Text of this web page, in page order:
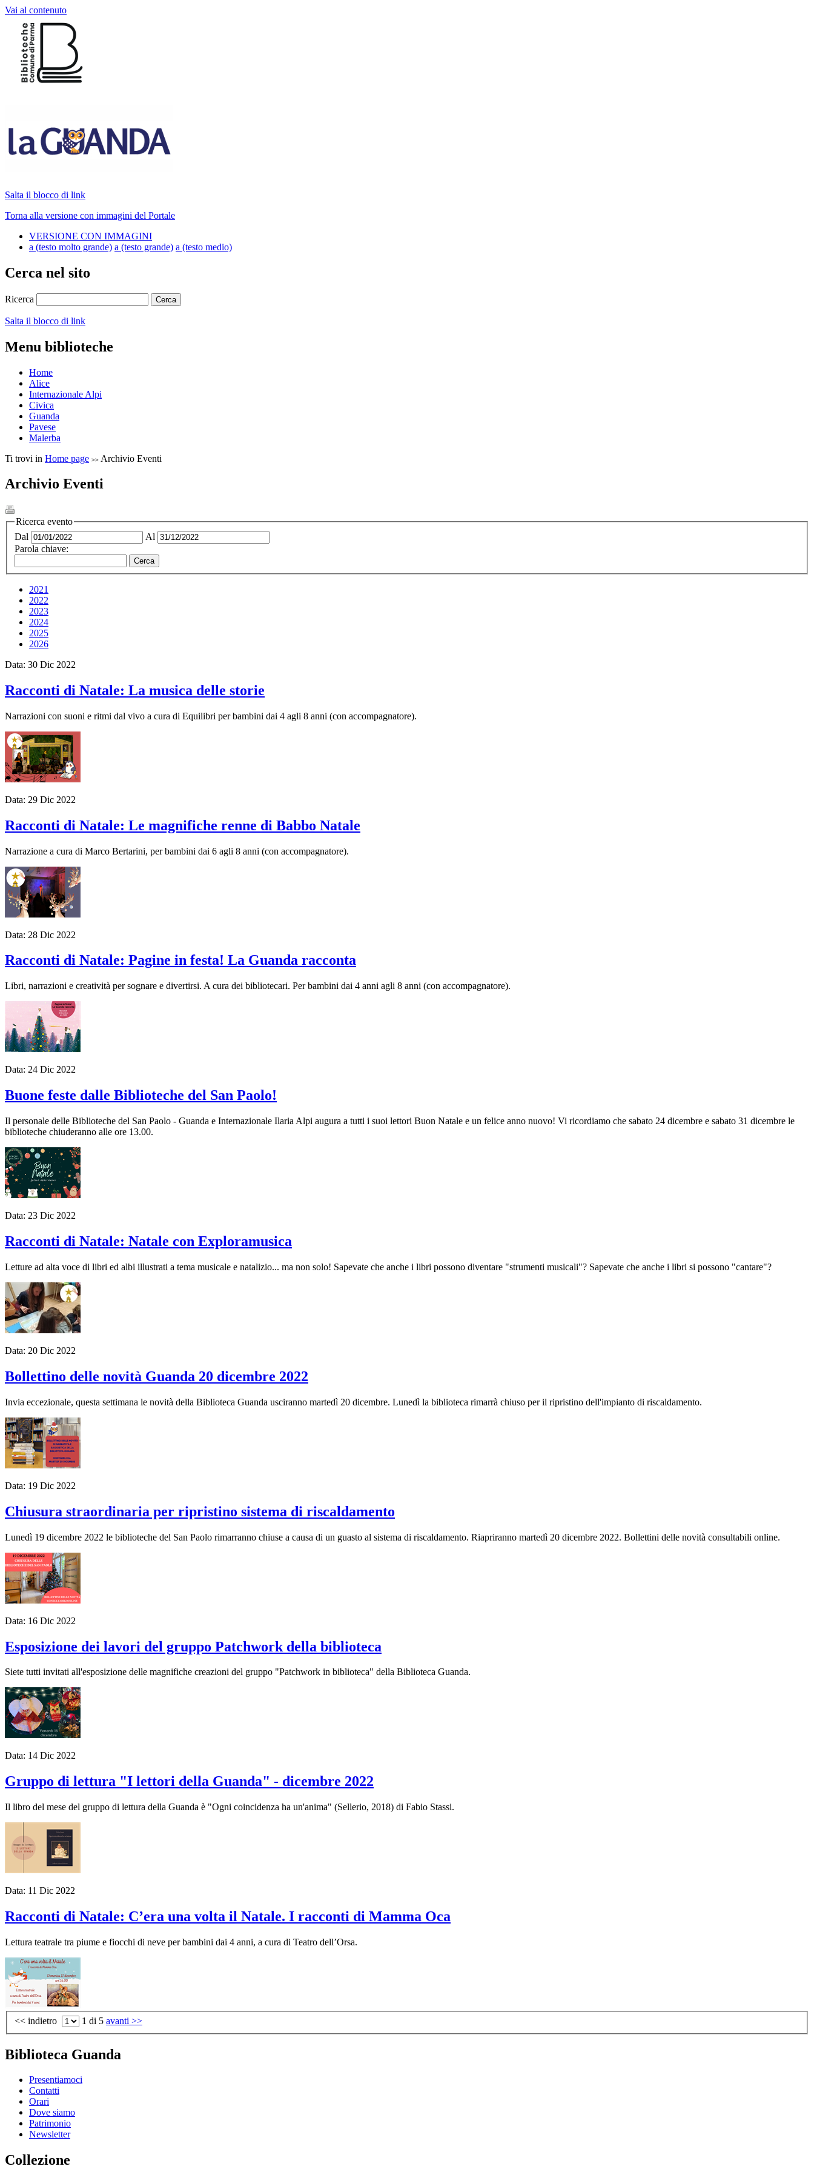
Vai al contenuto
Salta il blocco di link
Torna alla versione con immagini del Portale
VERSIONE CON IMMAGINI
a (testo molto grande) a (testo grande) a (testo medio)
Cerca nel sito
Ricerca
Salta il blocco di link
Menu biblioteche
Home
Alice
Internazionale Alpi
Civica
Guanda
Pavese
Malerba
Ti trovi in Home page Archivio Eventi
Archivio Eventi
Ricerca evento
Dal
Al
Parola chiave:
2021
2022
2023
2024
2025
2026
Data: 30 Dic 2022
Racconti di Natale: La musica delle storie
Narrazioni con suoni e ritmi dal vivo a cura di Equilibri per bambini dai 4 agli 8 anni (con accompagnatore).
Data: 29 Dic 2022
Racconti di Natale: Le magnifiche renne di Babbo Natale
Narrazione a cura di Marco Bertarini, per bambini dai 6 agli 8 anni (con accompagnatore).
Data: 28 Dic 2022
Racconti di Natale: Pagine in festa! La Guanda racconta
Libri, narrazioni e creatività per sognare e divertirsi. A cura dei bibliotecari. Per bambini dai 4 anni agli 8 anni (con accompagnatore).
Data: 24 Dic 2022
Buone feste dalle Biblioteche del San Paolo!
Il personale delle Biblioteche del San Paolo - Guanda e Internazionale Ilaria Alpi augura a tutti i suoi lettori Buon Natale e un felice anno nuovo! Vi ricordiamo che sabato 24 dicembre e sabato 31 dicembre le
biblioteche chiuderanno alle ore 13.00.
Data: 23 Dic 2022
Racconti di Natale: Natale con Exploramusica
Letture ad alta voce di libri ed albi illustrati a tema musicale e natalizio... ma non solo! Sapevate che anche i libri possono diventare "strumenti musicali"? Sapevate che anche i libri si possono "cantare"?
Data: 20 Dic 2022
Bollettino delle novità Guanda 20 dicembre 2022
Invia eccezionale, questa settimana le novità della Biblioteca Guanda usciranno martedì 20 dicembre. Lunedì la biblioteca rimarrà chiuso per il ripristino dell'impianto di riscaldamento.
Data: 19 Dic 2022
Chiusura straordinaria per ripristino sistema di riscaldamento
Lunedì 19 dicembre 2022 le biblioteche del San Paolo rimarranno chiuse a causa di un guasto al sistema di riscaldamento. Riapriranno martedì 20 dicembre 2022. Bollettini delle novità consultabili online.
Data: 16 Dic 2022
Esposizione dei lavori del gruppo Patchwork della biblioteca
Siete tutti invitati all'esposizione delle magnifiche creazioni del gruppo "Patchwork in biblioteca" della Biblioteca Guanda.
Data: 14 Dic 2022
Gruppo di lettura "I lettori della Guanda" - dicembre 2022
Il libro del mese del gruppo di lettura della Guanda è "Ogni coincidenza ha un'anima" (Sellerio, 2018) di Fabio Stassi.
Data: 11 Dic 2022
Racconti di Natale: C’era una volta il Natale. I racconti di Mamma Oca
Lettura teatrale tra piume e fiocchi di neve per bambini dai 4 anni, a cura di Teatro dell’Orsa.
<< indietro 1 di 5 avanti >>
Biblioteca Guanda
Presentiamoci
Contatti
Orari
Dove siamo
Patrimonio
Newsletter
Collezione